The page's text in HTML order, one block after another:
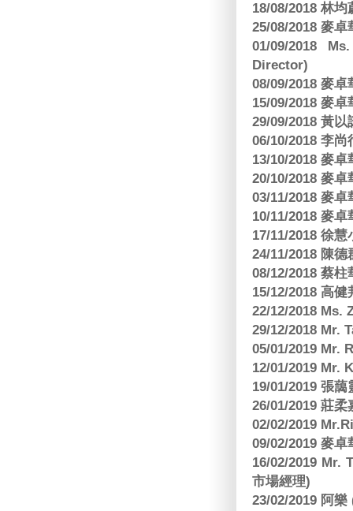
18/08/2018 林
25/08/2018 麥
01/09/2018
Director)
08/09/2018 麥
15/09/2018 麥
29/09/2018 黃
06/10/2018 李
13/10/2018 麥
20/10/2018 麥
03/11/2018 麥
10/11/2018 麥
17/11/2018 徐
24/11/2018 陳
08/12/2018 蔡
15/12/2018 高
22/12/2018 Ms.
29/12/2018 Mr.
05/01/2019 Mr.
12/01/2019 Mr.
19/01/2019 張
26/01/2019 莊
02/02/2019
09/02/2019 麥
16/02/2019 Mr.
市場經理)
23/02/2019 阿